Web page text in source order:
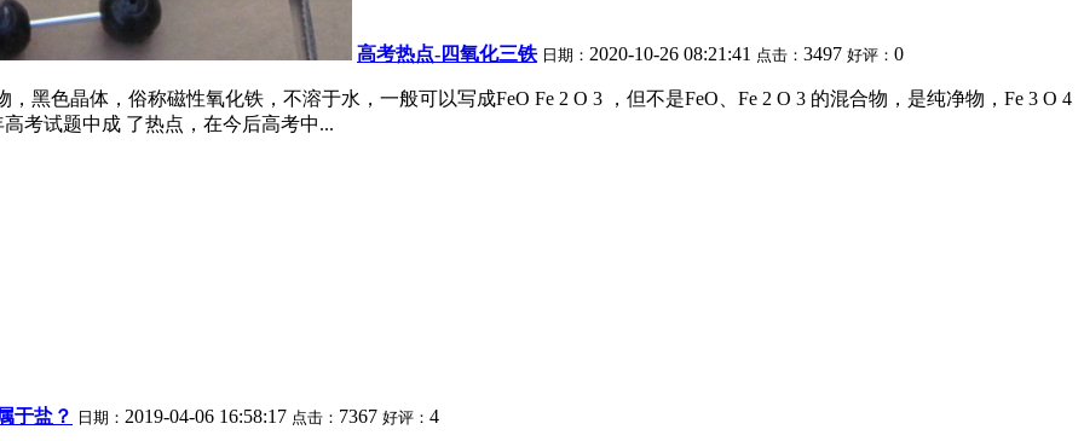
高考热点-四氧化三铁 日期： 2020-10-26 08:21:41 点击： 3497 好评： 0
黑色晶体，俗称磁性氧化铁，不溶于水，一般可以写成FeO Fe 2 O 3 ，但不是FeO、Fe 2 O 3 的混合物，是纯净物，Fe 3 O 4
考试题中成 了热点，在今后高考中...
于盐？ 日期： 2019-04-06 16:58:17 点击： 7367 好评： 4